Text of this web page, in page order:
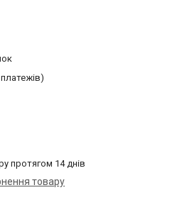
протягом 14 днів
товару